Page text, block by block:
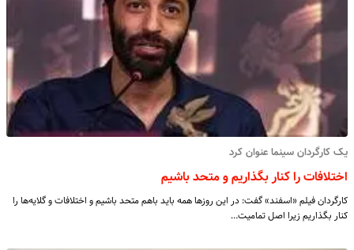
یک کارگردان سینما عنوان کرد
اختلافات را کنار بگذاریم و متحد باشیم
کارگردان فیلم «اسفند» گفت: در این روزها همه باید باهم متحد باشیم و اختلافات و گلایه‌ها را
کنار بگذاریم زیرا اصل تمامیت…